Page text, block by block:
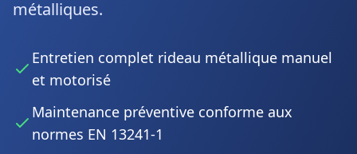
métalliques.
Entretien complet rideau métallique manuel
et motorisé
Maintenance préventive conforme aux
normes EN 13241-1